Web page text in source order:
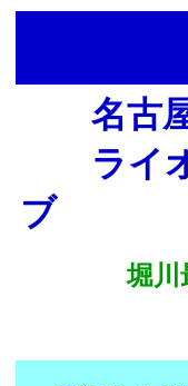
名古屋
ライオ
ブ
堀川